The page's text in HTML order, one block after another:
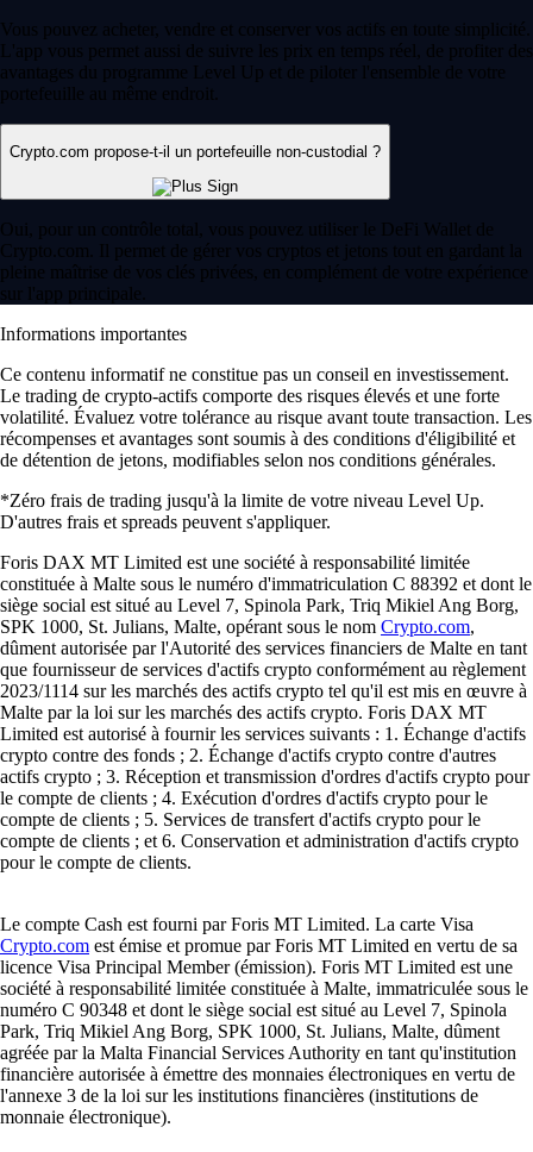
Vous pouvez acheter, vendre et conserver vos actifs en toute simplicité.
L'app vous permet aussi de suivre les prix en temps réel, de profiter des
avantages du programme Level Up et de piloter l'ensemble de votre
portefeuille au même endroit.
Crypto.com propose-t-il un portefeuille non-custodial ?
Oui, pour un contrôle total, vous pouvez utiliser le DeFi Wallet de
Crypto.com. Il permet de gérer vos cryptos et jetons tout en gardant la
pleine maîtrise de vos clés privées, en complément de votre expérience
sur l'app principale.
Informations importantes
Ce contenu informatif ne constitue pas un conseil en investissement.
Le trading de crypto-actifs comporte des risques élevés et une forte
volatilité. Évaluez votre tolérance au risque avant toute transaction. Les
récompenses et avantages sont soumis à des conditions d'éligibilité et
de détention de jetons, modifiables selon nos conditions générales.
*Zéro frais de trading jusqu'à la limite de votre niveau Level Up.
D'autres frais et spreads peuvent s'appliquer.
Foris DAX MT Limited est une société à responsabilité limitée
constituée à Malte sous le numéro d'immatriculation C 88392 et dont le
siège social est situé au Level 7, Spinola Park, Triq Mikiel Ang Borg,
SPK 1000, St. Julians, Malte, opérant sous le nom Crypto.com,
dûment autorisée par l'Autorité des services financiers de Malte en tant
que fournisseur de services d'actifs crypto conformément au règlement
2023/1114 sur les marchés des actifs crypto tel qu'il est mis en œuvre à
Malte par la loi sur les marchés des actifs crypto. Foris DAX MT
Limited est autorisé à fournir les services suivants : 1. Échange d'actifs
crypto contre des fonds ; 2. Échange d'actifs crypto contre d'autres
actifs crypto ; 3. Réception et transmission d'ordres d'actifs crypto pour
le compte de clients ; 4. Exécution d'ordres d'actifs crypto pour le
compte de clients ; 5. Services de transfert d'actifs crypto pour le
compte de clients ; et 6. Conservation et administration d'actifs crypto
pour le compte de clients.
Le compte Cash est fourni par Foris MT Limited. La carte Visa
Crypto.com est émise et promue par Foris MT Limited en vertu de sa
licence Visa Principal Member (émission). Foris MT Limited est une
société à responsabilité limitée constituée à Malte, immatriculée sous le
numéro C 90348 et dont le siège social est situé au Level 7, Spinola
Park, Triq Mikiel Ang Borg, SPK 1000, St. Julians, Malte, dûment
agréée par la Malta Financial Services Authority en tant qu'institution
financière autorisée à émettre des monnaies électroniques en vertu de
l'annexe 3 de la loi sur les institutions financières (institutions de
monnaie électronique).